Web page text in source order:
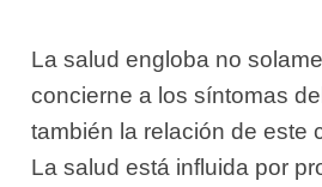
La salud engloba no
concierne a los síntomas
también la relación de este
La salud está influida por